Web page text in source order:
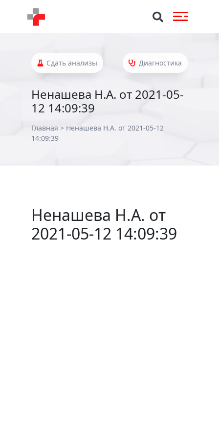
Сдать анализы Диагностика
Ненашева Н.А. от 2021-05-
12 14:09:39
Главная > Ненашева Н.А. от 2021-05-12
14:09:39
Ненашева Н.А. от
2021-05-12 14:09:39